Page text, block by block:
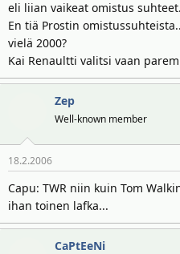
eli liian vaikeat omistus suhteet.
En tiä Prostin
vielä 2000?
Kai Renaultti valitsi vaan
Zep
Well-known member
18.2.2006
Capu: TWR niin kuin Tom
ihan toinen lafka...
CaPtEeNi